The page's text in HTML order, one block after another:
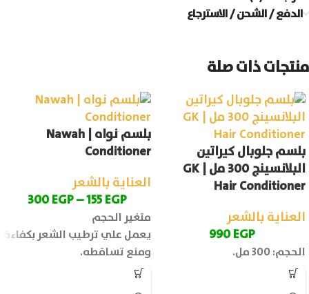
الدفع / الشحن / الاسترجاع
منتجات ذات صلة
بلسم جلوبال كيراتين
البلانسينج 300 مل | GK
Hair Conditioner
العناية بالشعر
990EGP
الحجم: 300 مل.
بلسم نواه | Nawah
Conditioner
العناية بالشعر
155EGP
–
300EGP
متغير الحجم
يعمل علي ترطيب الشعر بكفاءة
ومنع تساقطه.